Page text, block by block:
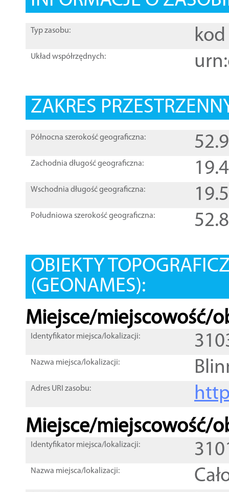
Typ zasobu: kod
Układ współrzędnych:
ZAKRES
Północna szerokość geograficzna:
Zachodnia długość geograficzna:
Wschodnia długość geograficzna:
Południowa szerokość geograficzna:
OBIEKTY
(GEONAMES):
Miejsce/miejscowość/
Identyfikator miejsca/lokalizacji:
Nazwa miejsca/lokalizacji:
Adres URI zasobu:
Miejsce/miejscowość/
Identyfikator miejsca/lokalizacji:
Nazwa miejsca/lokalizacji: